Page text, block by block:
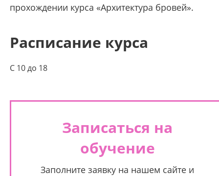
прохождении курса «Архитектура бровей».
Расписание курса
С 10 до 18
Записаться на
обучение
Заполните заявку на нашем сайте и